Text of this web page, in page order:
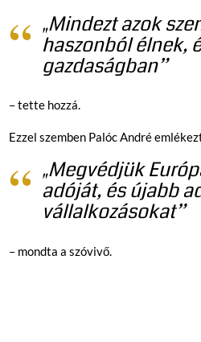
„Mindezt azok
haszonból élnek,
gazdaságban”
– tette hozzá.
Ezzel szemben Palóc André
„Megvédjük
adóját, és újabb
vállalkozásokat”
– mondta a szóvivő.